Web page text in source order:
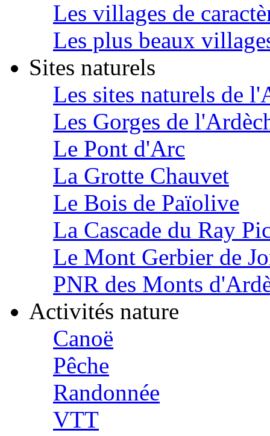
Les villages de
Les plus beaux
Sites naturels
Les sites naturels de
Les Gorges de
Le Pont d'Arc
La Grotte Chauvet
Le Bois de Païolive
La Cascade du Ray
Le Mont Gerbier de
PNR des Monts
Activités nature
Canoë
Pêche
Randonnée
VTT